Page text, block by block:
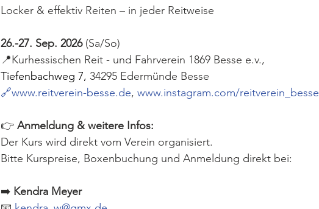
Locker & effektiv Reiten – in jeder Reitweise
26.-27. Sep. 2026 (Sa/So)
📍Kurhessischen Reit - und Fahrverein 1869 Besse e.v.,
Tiefenbachweg 7, 34295 Edermünde Besse
🔗www.reitverein-besse.de, www.instagram.com/reitverein_besse
👉 Anmeldung & weitere Infos:
Der Kurs wird direkt vom Verein organisiert.
Bitte Kurspreise, Boxenbuchung und Anmeldung direkt bei:
➡️ Kendra Meyer